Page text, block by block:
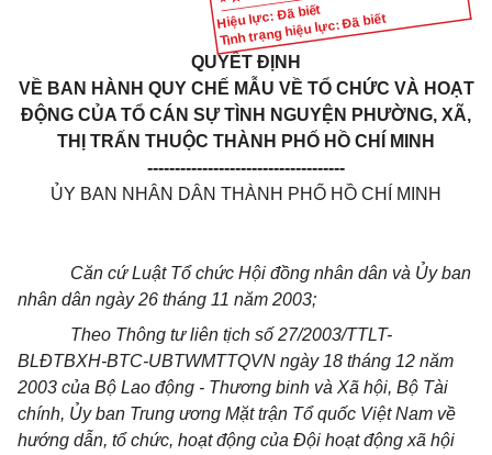
Hiệu lực: Đã biết
Tình trạng hiệu lực: Đã biết
QUYẾT ĐỊNH
VỀ BAN HÀNH QUY CHẾ MẪU VỀ TỔ CHỨC VÀ HOẠT
ĐỘNG CỦA TỔ CÁN SỰ TÌNH NGUYỆN PHƯỜNG, XÃ,
THỊ TRẤN THUỘC THÀNH PHỐ HỒ CHÍ MINH
------------------------------------
ỦY BAN NHÂN DÂN THÀNH PHỐ HỒ CHÍ MINH
Căn cứ Luật Tổ chức Hội đồng nhân dân và Ủy ban
nhân dân ngày 26 tháng 11 năm 2003;
Theo Thông tư liên tịch số 27/2003/TTLT-
BLĐTBXH-BTC-UBTWMTTQVN ngày 18 tháng 12 năm
2003 của Bộ Lao động - Thương binh và Xã hội, Bộ Tài
chính, Ủy ban Trung ương Mặt trận Tổ quốc Việt Nam về
hướng dẫn, tổ chức, hoạt động của Đội hoạt động xã hội